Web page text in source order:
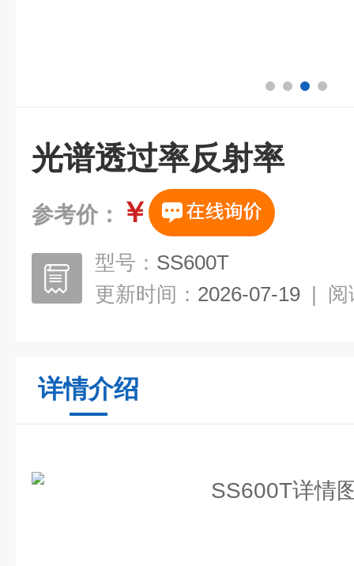
光谱透过率反射率
参考价： ￥
型号： SS600T
更新时间： 2026-07-19 | 阅
详情介绍